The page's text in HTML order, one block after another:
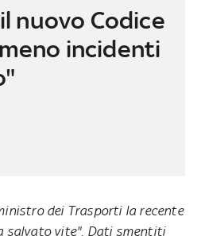
nuovo Codice
incidenti
dei Trasporti la recente
salvato vite". Dati smentiti